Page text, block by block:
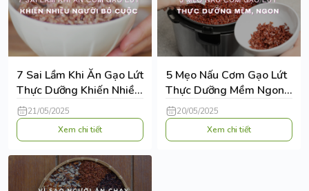
7 Sai Lầm Khi Ăn Gạo Lứt
Thực Dưỡng Khiến Nhiều
Người Bỏ Cuộc
21/05/2025
Xem chi tiết
5 Mẹo Nấu Cơm Gạo Lứt
Thực Dưỡng Mềm Ngon,
Cả Nhà Đều Thích
20/05/2025
Xem chi tiết